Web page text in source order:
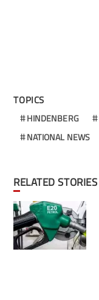
TOPICS
HINDENBERG
NATIONAL NEWS
RELATED STORIES